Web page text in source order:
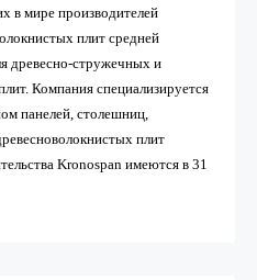
в мире производителей
плит средней
древесно-стружечных и
Компания специализируется
панелей, столешниц,
плит
Kronospan имеются в 31